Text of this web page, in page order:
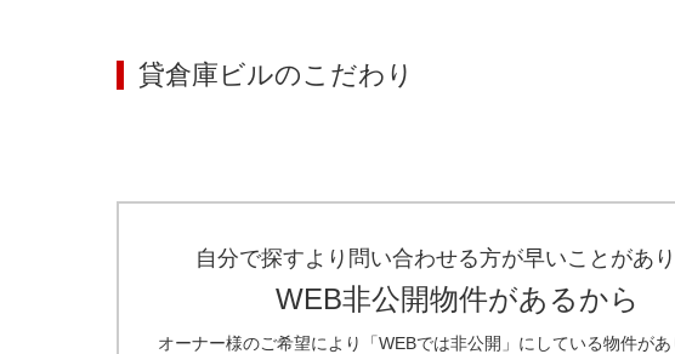
貸倉庫ビルのこだわり
自分で探すより問い合わせる方が早いことがあ
WEB非公開物件があるから
オーナー様のご希望により「WEBでは非公開」にしている物件があ